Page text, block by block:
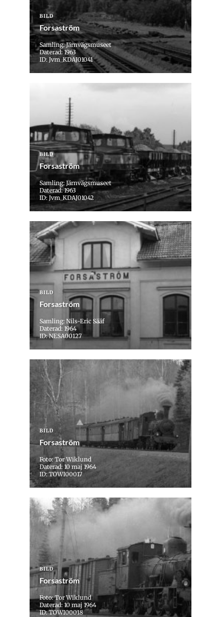
BILD
Forsaström
Samling: Järnvägsmuseet
Daterad: 1963
ID: Jvm_KDAJ01041
BILD
Forsaström
Samling: Järnvägsmuseet
Daterad: 1963
ID: Jvm_KDAJ01042
BILD
Forsaström
Samling: Nils-Eric Sääf
Daterad: 1964
ID: NESA00127
BILD
Forsaström
Foto: Tor Wiklund
Daterad: 10 maj 1964
ID: TOWI00017
BILD
Forsaström
Foto: Tor Wiklund
Daterad: 10 maj 1964
ID: TOWI00018